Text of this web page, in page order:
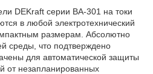
DEKraft серии ВА-301 на токи
в любой электротехнический
размерам. Абсолютно
среды, что подтверждено
для автоматической защиты
от незапланированных